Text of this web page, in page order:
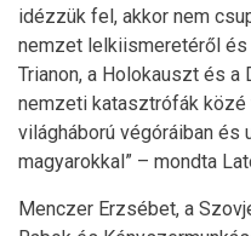
idézzük fel, akkor nem
nemzet lelkiismeretéről
Trianon, a Holokauszt és a
nemzeti katasztrófák közé
világháború végóráiban és
magyarokkal” – mondta
Menczer Erzsébet, a